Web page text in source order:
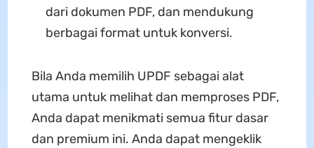
dari dokumen PDF, dan mendukung
berbagai format untuk konversi.
Bila Anda memilih UPDF sebagai alat
utama untuk melihat dan memproses PDF,
Anda dapat menikmati semua fitur dasar
dan premium ini. Anda dapat mengeklik